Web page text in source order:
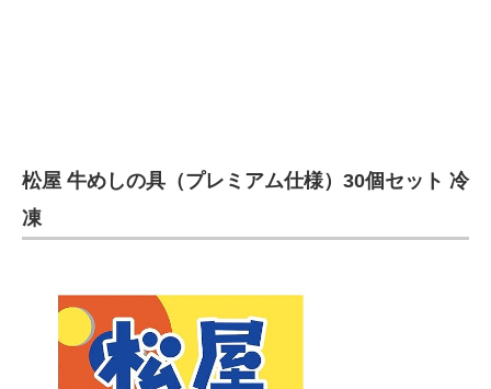
松屋 牛めしの具（プレミアム仕様）30個セット 冷
凍